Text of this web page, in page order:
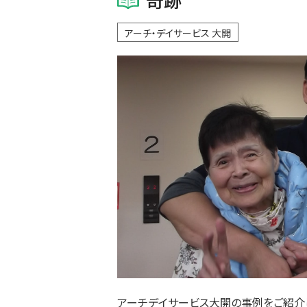
アーチ・デイサービス 大開
アーチデイサービス大開の事例をご紹介